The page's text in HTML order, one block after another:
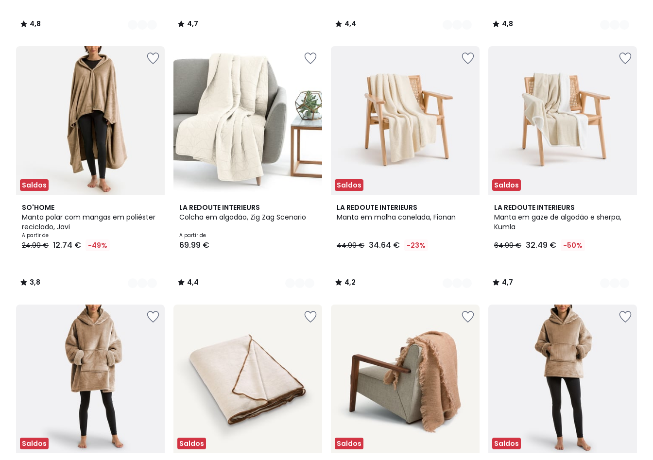
4,8
/
4,7
/
4,4
/
4,8
/
Saldos
SO'HOME
Manta polar com mangas em poliéster
reciclado, Javi
A partir de
24.99 € 12.74 € -49%
3,8
/ 5
5
Cores
3,8
/
LA REDOUTE INTERIEURS
Colcha em algodão, Zig Zag Scenario
A partir de
69.99 €
4,4
/ 5
2
Cores
4,4
/
Saldos
LA REDOUTE INTERIEURS
Manta em malha canelada, Fionan
44.99 € 34.64 € -23%
4,2
/ 5
3
Cores
4,2
/
Saldos
LA REDOUTE INTERIEURS
Manta em gaze de algodão e sherpa,
Kumla
64.99 € 32.49 € -50%
4,7
/ 5
4
Cores
4,7
/
Saldos Saldos Saldos Saldos